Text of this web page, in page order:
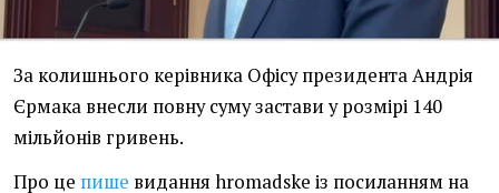
За колишнього керівника Офісу президента Андрія
Єрмака внесли повну суму застави у розмірі 140
мільйонів гривень.
Про це пише видання hromadske із посиланням на